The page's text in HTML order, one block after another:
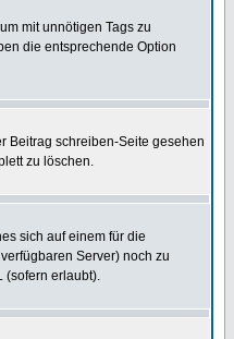
mit unnötigen Tags zu
die entsprechende Option
Beitrag schreiben-Seite gesehen
zu löschen.
sich auf einem für die
Server) noch zu
(sofern erlaubt).